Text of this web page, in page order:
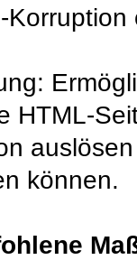
HTML-
können.